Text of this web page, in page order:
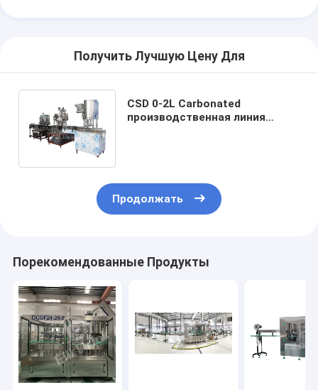
Получить Лучшую Цену Для
CSD 0-2L Carbonated
производственная линия
Продолжать
Порекомендованные Продукты